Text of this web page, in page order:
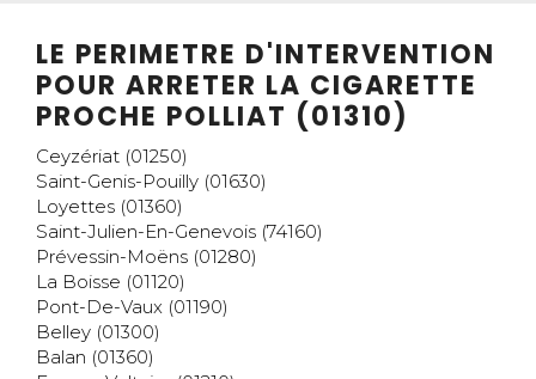
LE PERIMETRE D'INTERVENTION
POUR ARRETER LA CIGARETTE
PROCHE POLLIAT (01310)
Ceyzériat (01250)
Saint-Genis-Pouilly (01630)
Loyettes (01360)
Saint-Julien-En-Genevois (74160)
Prévessin-Moëns (01280)
La Boisse (01120)
Pont-De-Vaux (01190)
Belley (01300)
Balan (01360)